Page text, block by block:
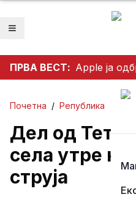
Отвори мени
ПРВА ВЕСТ:
Почетна / Република
Дел од
села утре ќе
струја